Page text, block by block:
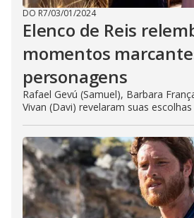
DO R7/03/01/2024
Elenco de Reis
momentos
personagens
Rafael Gevú (Samuel), Barbara
Vivan (Davi) revelaram suas